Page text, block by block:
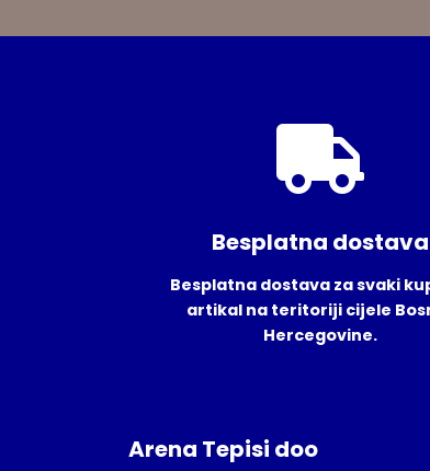
Besplatna dostava
Besplatna dostava za svaki
artikal na teritoriji cijele
Hercegovine.
Arena Tepisi doo